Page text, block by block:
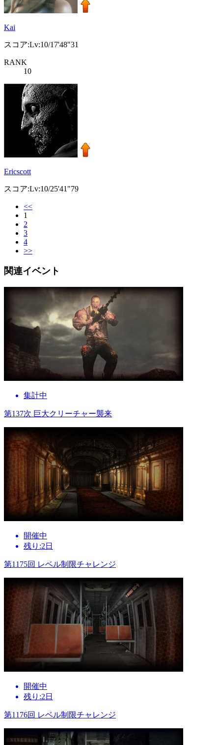
Kai
スコア:Lv:10/17'48"31
RANK
10
Ericscott
スコア:Lv:10/25'41"79
<<
1
2
3
4
>>
関連イベント
集計中
第137次 巨大クリーチャー襲来
開催中
残り:2日
第1175回 レベル制限チャレンジ
開催中
残り:2日
第1176回 レベル制限チャレンジ